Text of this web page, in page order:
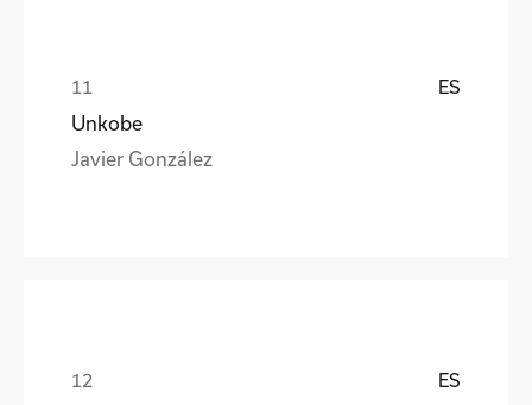
ES
Unkobe
Javier González
ES